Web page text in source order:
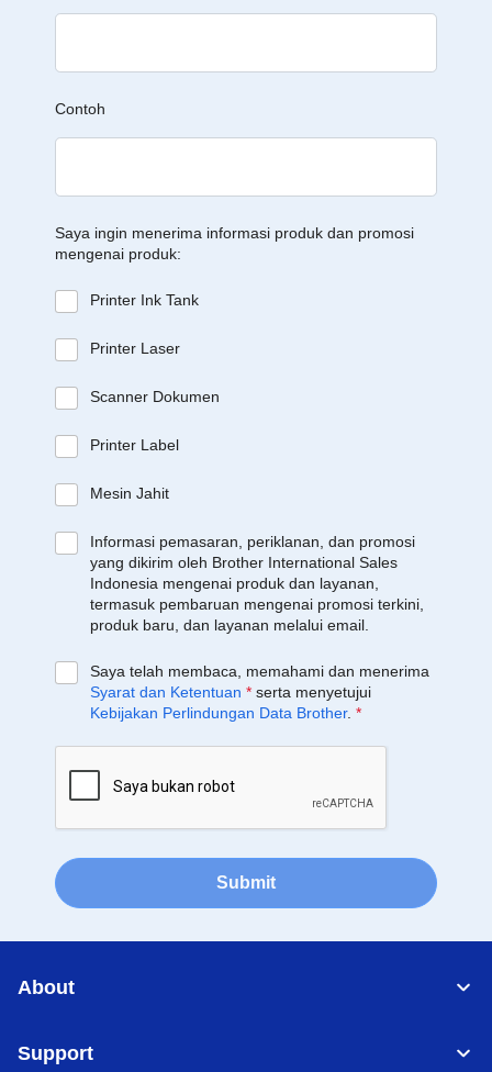
Contoh
Saya ingin menerima informasi produk dan promosi
mengenai produk:
Printer Ink Tank
Printer Laser
Scanner Dokumen
Printer Label
Mesin Jahit
Informasi pemasaran, periklanan, dan promosi
yang dikirim oleh Brother International Sales
Indonesia mengenai produk dan layanan,
termasuk pembaruan mengenai promosi terkini,
produk baru, dan layanan melalui email.
Saya telah membaca, memahami dan menerima
Syarat dan Ketentuan * serta menyetujui
Kebijakan Perlindungan Data Brother. *
Submit
About
Support